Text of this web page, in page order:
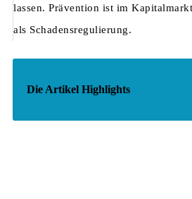
lassen. Prävention ist im
als Schadensregulierung.
Die Artikel Highlights